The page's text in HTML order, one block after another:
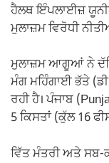
ਹੈਲਥ ਇੰਪਲਾਈਜ਼
ਮੁਲਾਜ਼ਮ ਵਿਰੋਧੀ
ਮੁਲਾਜ਼ਮ ਆਗੂਆਂ ਨੇ
ਮੰਗ ਮਹਿੰਗਾਈ ਭੱਤੇ
ਰਹੀ ਹੈ। ਪੰਜਾਬ
5 ਕਿਸਤਾਂ (ਕੁੱਲ 16
ਵਿੱਤ ਮੰਤਰੀ ਅਤੇ